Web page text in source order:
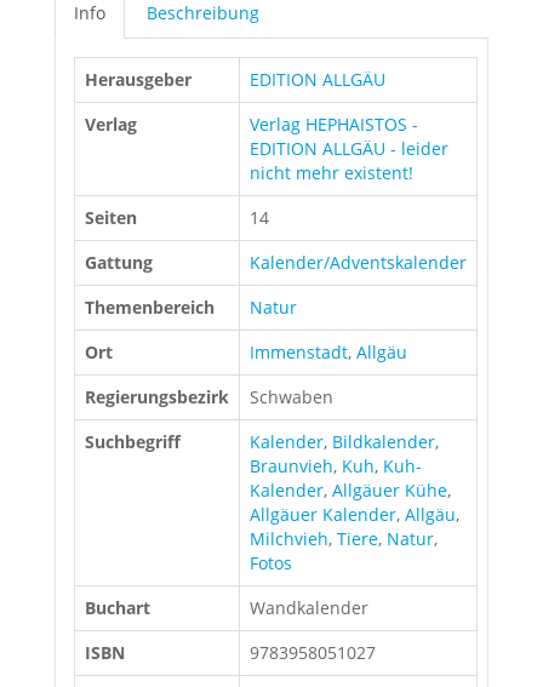
Info Beschreibung
Herausgeber
EDITION ALLGÄU
Verlag
Verlag HEPHAISTOS -
EDITION ALLGÄU - leider
nicht mehr existent!
Seiten
14
Gattung
Kalender/Adventskalender
Themenbereich
Natur
Ort
Immenstadt, Allgäu
Regierungsbezirk
Schwaben
Suchbegriff
Kalender, Bildkalender,
Braunvieh, Kuh, Kuh-
Kalender, Allgäuer Kühe,
Allgäuer Kalender, Allgäu,
Milchvieh, Tiere, Natur,
Fotos
Buchart
Wandkalender
ISBN
9783958051027